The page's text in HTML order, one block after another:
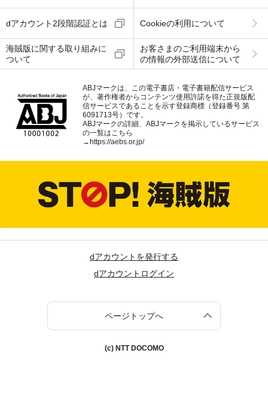
dアカウント2段階認証とは Cookieの利用について
海賊版に関する取り組みに
ついて
お客さまのご利用端末から
の情報の外部送信について
ABJマークは、この電子書店・電子書籍配信サービス
が、著作権者からコンテンツ使用許諾を得た正規版配
信サービスであることを示す登録商標（登録番号 第
6091713号）です。
ABJマークの詳細、ABJマークを掲示しているサービス
の一覧はこちら
→https://aebs.or.jp/
dアカウントを発行する
dアカウントログイン
ページトップへ
(c) NTT DOCOMO